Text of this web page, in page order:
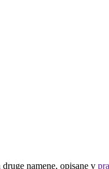
namene, opisane v